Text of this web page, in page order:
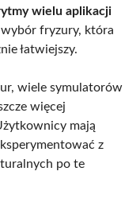
wielu aplikacji
fryzury, która
łatwiejszy.
wiele symulatorów
więcej
mają
z
po te